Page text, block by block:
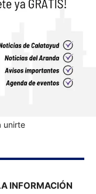
unirte
INFORMACIÓN